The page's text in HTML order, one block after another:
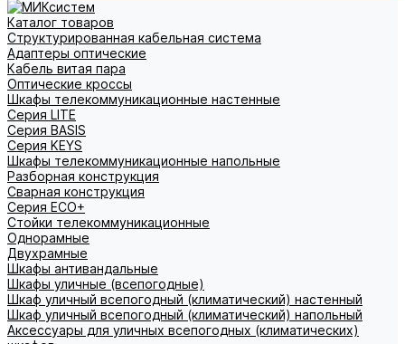
Каталог товаров
Структурированная кабельная система
Адаптеры оптические
Кабель витая пара
Оптические кроссы
Шкафы телекоммуникационные настенные
Cерия LITE
Cерия BASIS
Cерия KEYS
Шкафы телекоммуникационные напольные
Разборная конструкция
Сварная конструкция
Серия ECO+
Стойки телекоммуникационные
Однорамные
Двухрамные
Шкафы антивандальные
Шкафы уличные (всепогодные)
Шкаф уличный всепогодный (климатический) настенный
Шкаф уличный всепогодный (климатический) напольный
Аксессуары для уличных всепогодных (климатических)